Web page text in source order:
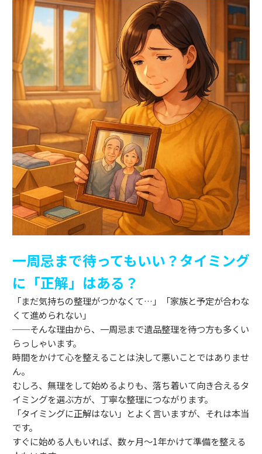
一周忌まで待ってもいい？タイミング
に「正解」はある？
「まだ気持ちの整理がつかなくて…」「家族と予定が合わな
くて進められない」
──そんな理由から、一周忌まで遺品整理を待つ方も多くい
らっしゃいます。
時間をかけて心を整えることは決して悪いことではありませ
ん。
むしろ、無理をして始めるよりも、落ち着いて向き合えるタ
イミングを選ぶ方が、丁寧な整理につながります。
「タイミングに正解はない」とよく言いますが、それは本当
です。
すぐに始める人もいれば、数ヶ月～1年かけて準備を整える